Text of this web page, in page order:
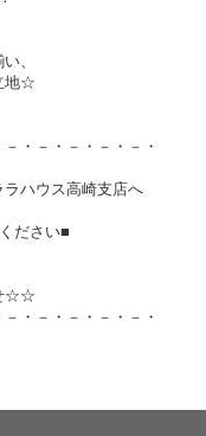
、
地☆
・－・－・－・－・
ハウス高崎支店へ
ださい■
☆☆
・－・－・－・－・